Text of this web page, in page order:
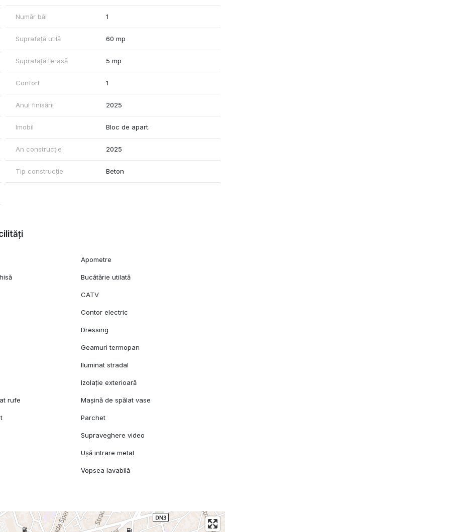
Număr băi 1
Suprafață utilă 60 mp
Suprafață terasă 5 mp
Confort 1
Anul finisării 2025
Imobil Bloc de apart.
An construcție 2025
Tip construcție Beton
Apometre
Bucătărie utilată
CATV
Contor electric
Dressing
Geamuri termopan
Iluminat stradal
Izolație exterioară
rufe Mașină de spălat vase
Parchet
Supraveghere video
Ușă intrare metal
Vopsea lavabilă